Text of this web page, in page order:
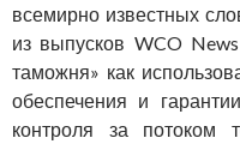
всемирно известных
из выпусков WCO
таможня» как
обеспечения и
контроля за потоком